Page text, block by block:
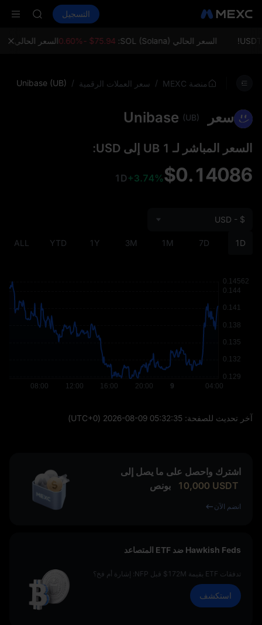
الأسواق العقود الفوريةالتسجيل
SKYAI
SPCX يرتفع رغم انتهاء الحظر
SKYAI
السعر الحالي ETH (Ethereum): السعر الحالي SOL (Solana): $75.94 -0.60%
منصة MEXC / سعر العملات الرقمية /
Unibase (UB)
سعر Unibase (UB)
السعر المباشر لـ 1 UB إلى USD:
$0.14086
+3.74%
1D
1D
7D
1M
3M
1Y
YTD
ALL
USD - $
آخر تحديث للصفحة: 2026-08-09 05:32:35
(UTC+0)
اشترك واحصل على ما يصل إلى
10,000 USDT بونص
انضم الآن
Hawkish Feds ضد ETF المتصاعد
تدفقات ETF بقيمة 172M$ قبل NFP: إشارة أم فخ؟
استكشف